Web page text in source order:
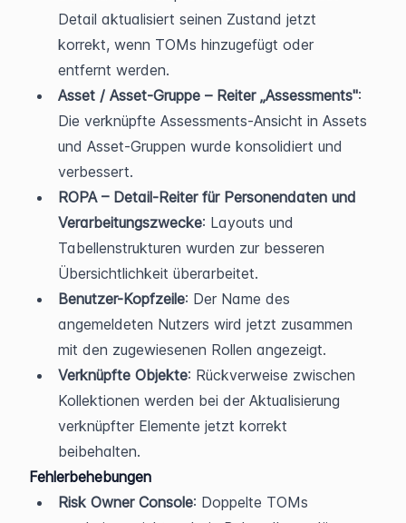
Detail aktualisiert seinen Zustand jetzt
korrekt, wenn TOMs hinzugefügt oder
entfernt werden.
Asset / Asset-Gruppe – Reiter „Assessments":
Die verknüpfte Assessments-Ansicht in Assets
und Asset-Gruppen wurde konsolidiert und
verbessert.
ROPA – Detail-Reiter für Personendaten und
Verarbeitungszwecke: Layouts und
Tabellenstrukturen wurden zur besseren
Übersichtlichkeit überarbeitet.
Benutzer-Kopfzeile: Der Name des
angemeldeten Nutzers wird jetzt zusammen
mit den zugewiesenen Rollen angezeigt.
Verknüpfte Objekte: Rückverweise zwischen
Kollektionen werden bei der Aktualisierung
verknüpfter Elemente jetzt korrekt
beibehalten.
Fehlerbehebungen
Risk Owner Console: Doppelte TOMs